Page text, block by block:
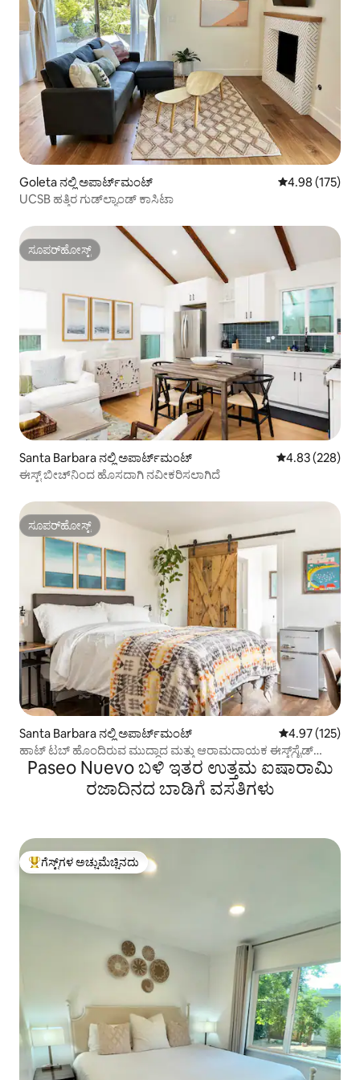
Goleta ನಲ್ಲಿ ಅಪಾರ್ಟ್‌ಮಂಟ್ 5 ರಲ್ಲಿ 4.98
4.98 (175)
UCSB ಹತ್ತಿರ ಗುಡ್‌ಲ್ಯಾಂಡ್ ಕಾಸಿಟಾ
ಸೂಪರ್‌ಹೋಸ್ಟ್
ಸೂಪರ್‌ಹೋಸ್ಟ್
Santa Barbara ನಲ್ಲಿ ಅಪಾರ್ಟ್‌ಮಂಟ್ 5 ರಲ್ಲಿ 4.83
4.83 (228)
ಈಸ್ಟ್ ಬೀಚ್‌ನಿಂದ ಹೊಸದಾಗಿ ನವೀಕರಿಸಲಾಗಿದೆ
ಸೂಪರ್‌ಹೋಸ್ಟ್
ಸೂಪರ್‌ಹೋಸ್ಟ್
Santa Barbara ನಲ್ಲಿ ಅಪಾರ್ಟ್‌ಮಂಟ್ 5 ರಲ್ಲಿ 4.97
4.97 (125)
ಹಾಟ್ ಟಬ್ ಹೊಂದಿರುವ ಮುದ್ದಾದ ಮತ್ತು ಆರಾಮದಾಯಕ ಈಸ್ಟ್‌ಸೈಡ್
ಗೆಟ್‌ಅವೇ!
Paseo Nuevo ಬಳಿ ಇತರ ಉತ್ತಮ ಐಷಾರಾಮಿ
ರಜಾದಿನದ ಬಾಡಿಗೆ ವಸತಿಗಳು
ಗೆಸ್ಟ್‌ಗಳಿಗೆ ಅತಿ ಹೆಚ್ಚು ಅಚ್ಚುಮೆಚ್ಚಿನದು
ಗೆಸ್ಟ್‌ಗಳ ಅಚ್ಚುಮೆಚ್ಚಿನದು